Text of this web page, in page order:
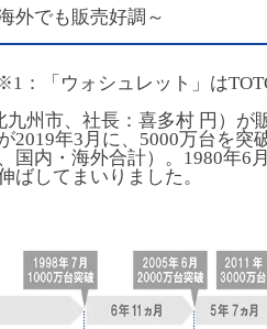
外でも販売好調～
：「ウォシュレット」は
州市、社長：喜多村 円）が
2019年3月に、5000万台を突
国内・海外合計）。1980年6
ばしてまいりました。